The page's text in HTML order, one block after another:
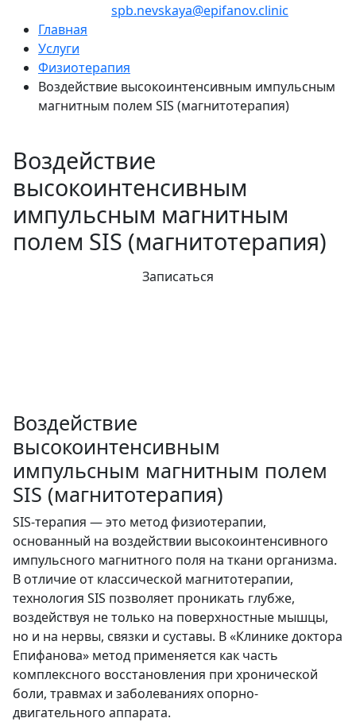
spb.nevskaya@epifanov.clinic
Главная
Услуги
Физиотерапия
Воздействие высокоинтенсивным импульсным
магнитным полем SIS (магнитотерапия)
Воздействие
высокоинтенсивным
импульсным магнитным
полем SIS (магнитотерапия)
Записаться
Воздействие
высокоинтенсивным
импульсным магнитным полем
SIS (магнитотерапия)
SIS-терапия — это метод физиотерапии,
основанный на воздействии высокоинтенсивного
импульсного магнитного поля на ткани организма.
В отличие от классической магнитотерапии,
технология SIS позволяет проникать глубже,
воздействуя не только на поверхностные мышцы,
но и на нервы, связки и суставы. В «Клинике доктора
Епифанова» метод применяется как часть
комплексного восстановления при хронической
боли, травмах и заболеваниях опорно-
двигательного аппарата.